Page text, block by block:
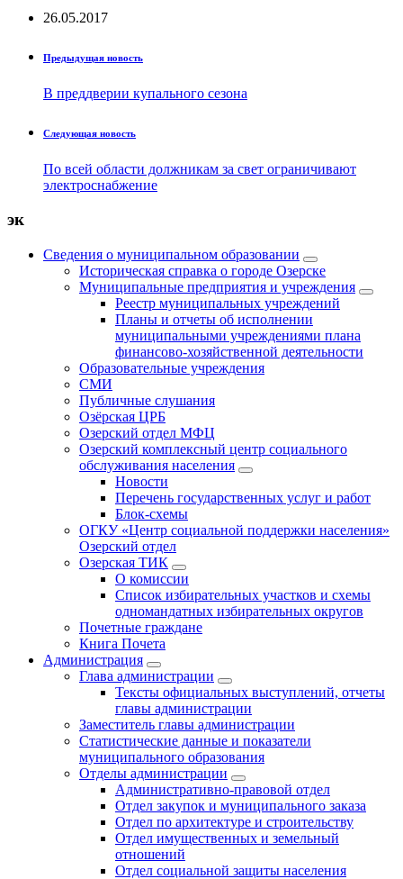
26.05.2017
Предыдущая новость
В преддверии купального сезона
Следующая новость
По всей области должникам за свет ограничивают
электроснабжение
эк
Сведения о муниципальном образовании
Историческая справка о городе Озерске
Муниципальные предприятия и учреждения
Реестр муниципальных учреждений
Планы и отчеты об исполнении
муниципальными учреждениями плана
финансово-хозяйственной деятельности
Образовательные учреждения
СМИ
Публичные слушания
Озёрская ЦРБ
Озерский отдел МФЦ
Озерский комплексный центр социального
обслуживания населения
Новости
Перечень государственных услуг и работ
Блок-схемы
ОГКУ «Центр социальной поддержки населения»
Озерский отдел
Озерская ТИК
О комиссии
Список избирательных участков и схемы
одномандатных избирательных округов
Почетные граждане
Книга Почета
Администрация
Глава администрации
Тексты официальных выступлений, отчеты
главы администрации
Заместитель главы администрации
Статистические данные и показатели
муниципального образования
Отделы администрации
Административно-правовой отдел
Отдел закупок и муниципального заказа
Отдел по архитектуре и строительству
Отдел имущественных и земельный
отношений
Отдел социальной защиты населения